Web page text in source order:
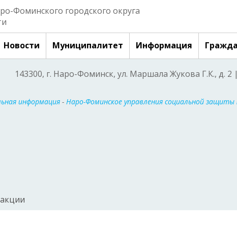
Фоминского городского округа
Новости Муниципалитет Информация
143300, г. Наро-Фоминск, ул. Маршала Жукова Г.К., д. 2
информация - Наро-Фоминское управления социальной защиты